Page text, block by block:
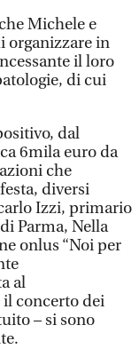
Michele e
organizzare in
il loro
di cui
dal
6mila euro da
che
diversi
Izzi, primario
Parma, Nella
onlus “Noi per
al
il concerto dei
– si sono